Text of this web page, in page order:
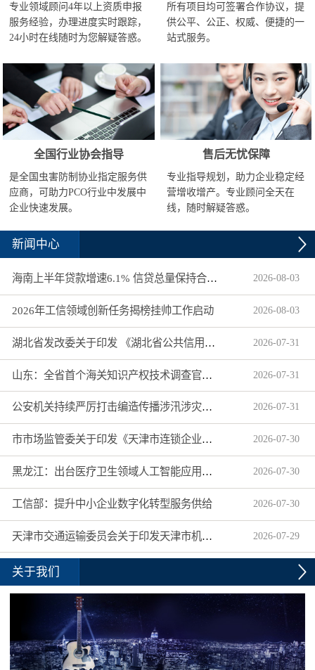
专业领域顾问4年以上资质申报
服务经验，办理进度实时跟踪，
24小时在线随时为您解疑答惑。
所有项目均可签署合作协议，提
供公平、公正、权威、便捷的一
站式服务。
全国行业协会指导
是全国虫害防制协业指定服务供
应商，可助力PCO行业中发展中
企业快速发展。
售后无忧保障
专业指导规划，助力企业稳定经
营增收增产。专业顾问全天在
线，随时解疑答惑。
新闻中心
海南上半年贷款增速6.1% 信贷总量保持合理平稳增长 2026-08-03
2026年工信领域创新任务揭榜挂帅工作启动 2026-08-03
湖北省发改委关于印发 《湖北省公共信用信息目录（2026年版）》的通知 2026-07-31
山东：全省首个海关知识产权技术调查官制度落地济南自贸片区 2026-07-31
公安机关持续严厉打击编造传播涉汛涉灾网络谣言 2026-07-31
市市场监管委关于印发《天津市连锁企业食品经营许可“先证后核”信用承诺审批实施办法》的通知 2026-07-30
黑龙江：出台医疗卫生领域人工智能应用工作实施方案 2026-07-30
工信部：提升中小企业数字化转型服务供给 2026-07-30
天津市交通运输委员会关于印发天津市机动车驾驶员培训机构及教练员综合信用评价管理办法的通知 2026-07-29
关于我们